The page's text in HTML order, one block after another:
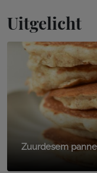
Uitgelicht
Zuurdesem